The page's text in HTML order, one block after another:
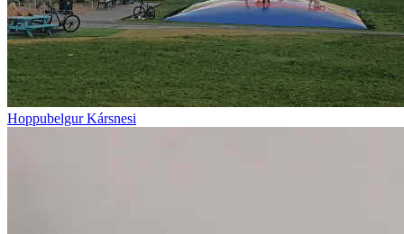
Hoppubelgur Kársnesi